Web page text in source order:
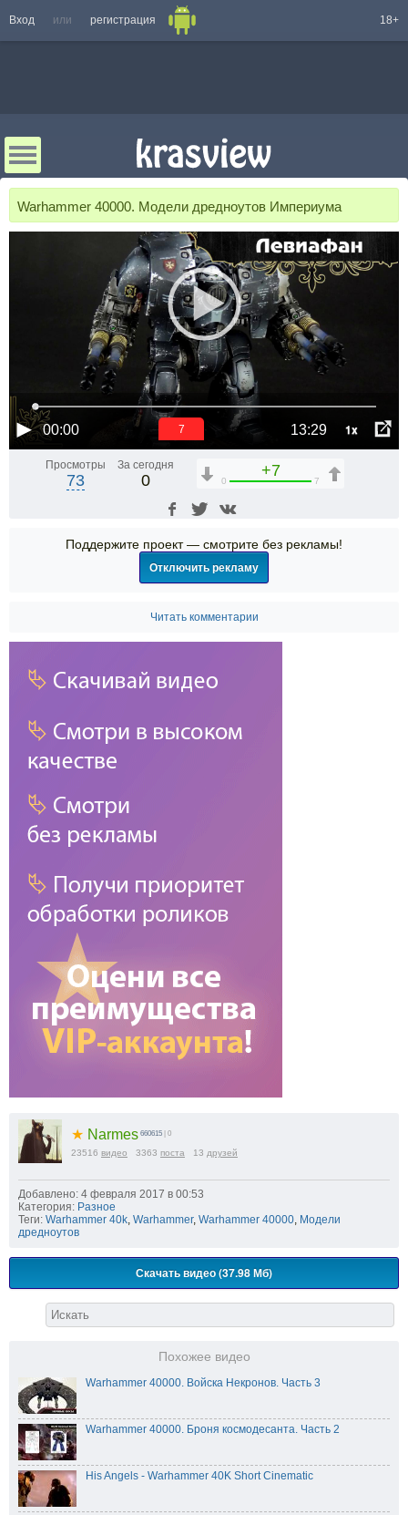
Вход или регистрация 18+
Warhammer 40000. Модели дредноутов Империума
00:00 13:29 1x
6
Просмотры
73
За сегодня
0
+7
0 7
Поддержите проект — смотрите без рекламы!
Отключить рекламу
Читать комментарии
★ Narmes 660615 | 0
23516 видео 3363 поста 13 друзей
Добавлено: 4 февраля 2017 в 00:53
Категория: Разное
Теги: Warhammer 40k, Warhammer, Warhammer 40000, Модели
дредноутов
Скачать видео (37.98 Мб)
Похожее видео
Warhammer 40000. Войска Некронов. Часть 3
Warhammer 40000. Броня космодесанта. Часть 2
His Angels - Warhammer 40K Short Cinematic